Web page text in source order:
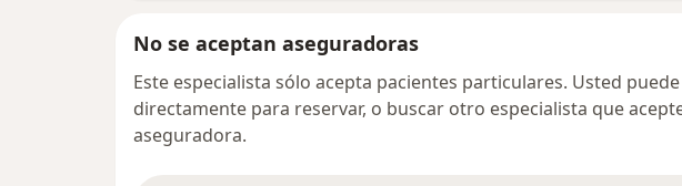
No se aceptan aseguradoras
Este especialista sólo acepta pacientes particulares. Usted
directamente para reservar, o buscar otro especialista que
aseguradora.